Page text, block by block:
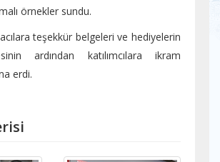
örnekler sundu.
teşekkür belgeleri ve hediyelerin
ardından katılımcılara ikram
erdi.